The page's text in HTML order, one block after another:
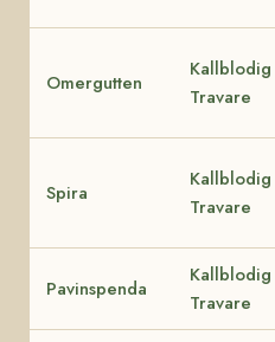
Omergutten
Kallblodig
Travare
Spira
Kallblodig
Travare
Pavinspenda
Kallblodig
Travare